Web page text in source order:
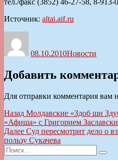
Источник: altai.aif.ru
08.10.2010Новости
Добавить
Для отправки комментария вам
Навигация
по
записям
Назад Предыдущая
запись:
Молдавские «Здоб ши
«Афиша» с Григорием
Далее Следующая
запись:
Суд пересмотрит дело о
пользу Сукачева
Искать:
Поиск